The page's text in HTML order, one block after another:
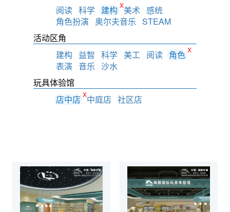
阅读 科学 建构 X美术 感统
角色扮演
奥尔夫音乐 STEAM
活动区角
建构
益智 科学 美工 阅读 角色 X
表演 音乐 沙水
玩具体验馆
店中店 X中庭店 社区店